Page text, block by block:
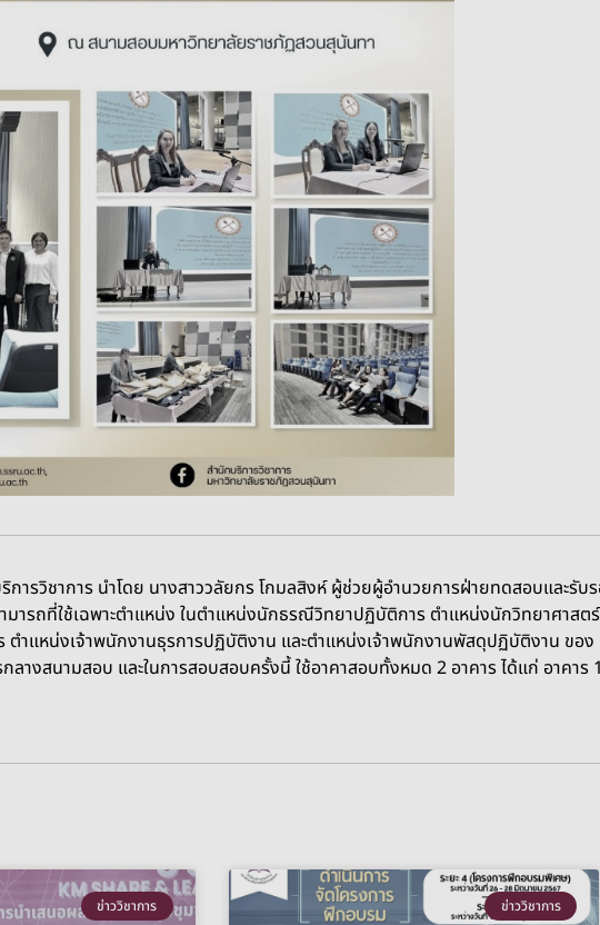
รวิชาการ นำโดย นางสาววลัยกร โกมลสิงห์ ผู้ช่วยผู้อำนวยการฝ่ายทดสอบและรับ
ารถที่ใช้เฉพาะตำแหน่ง ในตำแหน่งนักธรณีวิทยาปฏิบัติการ ตำแหน่งนักวิทยาศาสตร์
แหน่งเจ้าพนักงานธุรการปฏิบัติงาน และตำแหน่งเจ้าพนักงานพัสดุปฏิบัติงาน ของ
งสนามสอบ และในการสอบสอบครั้งนี้ ใช้อาคาสอบทั้งหมด 2 อาคาร ได้แก่ อาคาร
ข่าววิชาการ ข่าววิชาการ